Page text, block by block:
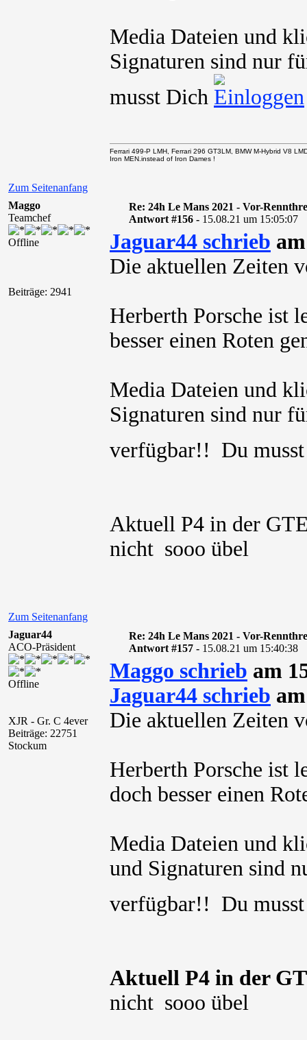
Media Dateien und
Signaturen sind nur
musst Dich
Zum Seitenanfang
Ferrari 499-P LMH, Ferrari 296 GT3LM, BMW M-Hybrid V8
Iron MEN.instead of Iron Dames !
Maggo
Teamchef
Offline
Beiträge: 2941
Re: 24h Le Mans 2021 - Vor-
Antwort #156 - 15.08.21 um 15:05:07
Jaguar44 schrieb
Die aktuellen Zeiten
Herberth Porsche ist
besser einen Roten
Media Dateien und
Signaturen sind nur
verfügbar!! Du
Aktuell P4 in der
nicht sooo übel
Zum Seitenanfang
Jaguar44
ACO-Präsident
Offline
XJR - Gr. C 4ever
Beiträge: 22751
Stockum
Re: 24h Le Mans 2021 - Vor-
Antwort #157 - 15.08.21 um 15:40:38
Maggo schrieb am
Jaguar44 schrieb
Die aktuellen Zeiten
Herberth Porsche ist
doch besser einen
Media Dateien und
und Signaturen sind
verfügbar!! Du
Aktuell P4 in der
nicht sooo übel